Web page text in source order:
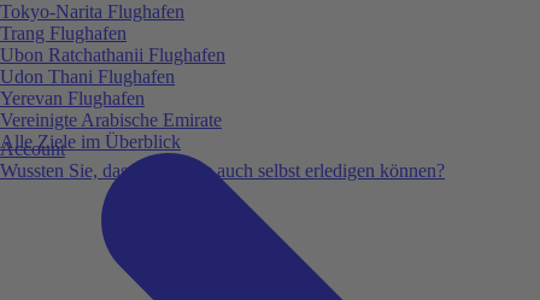
Account
Wussten Sie, dass Sie vieles auch selbst erledigen können?
Tokyo-Narita Flughafen
Trang Flughafen
Ubon Ratchathanii Flughafen
Udon Thani Flughafen
Yerevan Flughafen
Vereinigte Arabische Emirate
Alle Ziele im Überblick